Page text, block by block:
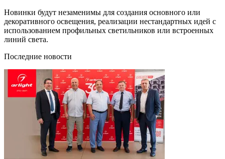
Новинки будут незаменимы для создания основного или
декоративного освещения, реализации нестандартных идей с
использованием профильных светильников или встроенных
линий света.
Последние новости